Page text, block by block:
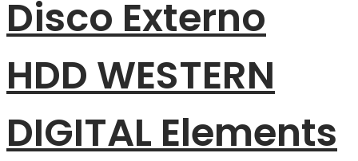
Disco Externo
HDD WESTERN
DIGITAL Elements